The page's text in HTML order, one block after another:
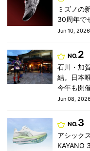
ミズノの
30周年で
Jun 10,
NO.2
石川・加
結。日本
今年も開
Jun 08,
NO.3
アシック
KAYANO